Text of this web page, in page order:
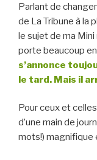
Parlant de
de La Tribune à la
le sujet de ma
porte beaucoup
s’annonce
le tard. Mais il
Pour ceux et
d’une main de
mots!) magnifique